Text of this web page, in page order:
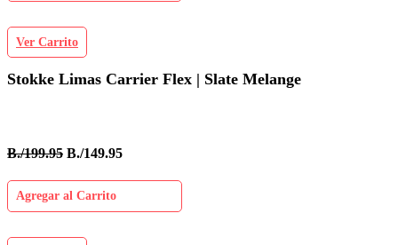
Ver Carrito
Stokke Limas Carrier Flex | Slate Melange
B./199.95 B./149.95
Agregar al Carrito